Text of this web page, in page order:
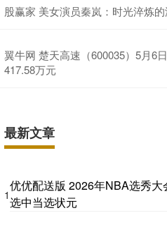
股赢家 美女演员秦岚：时光淬炼的
翼牛网 楚天高速（600035）5月6
417.58万元
最新文章
1
优优配送版 2026年NBA选秀
选中当选状元